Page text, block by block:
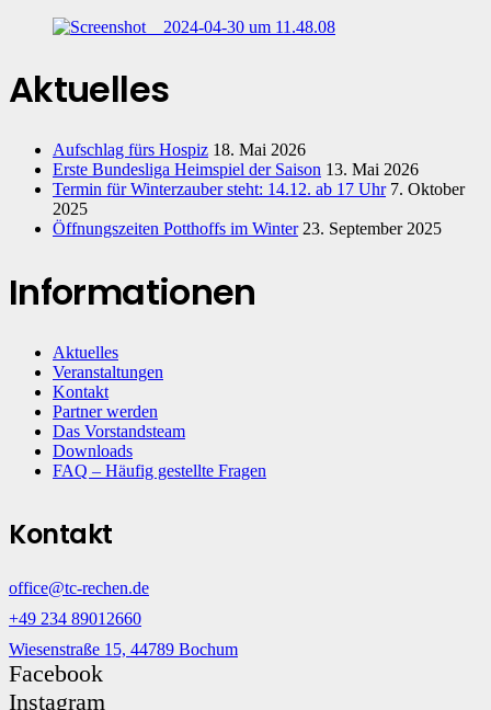
Aktuelles
Aufschlag fürs Hospiz 18. Mai 2026
Erste Bundesliga Heimspiel der Saison 13. Mai 2026
Termin für Winterzauber steht: 14.12. ab 17 Uhr 7. Oktober
2025
Öffnungszeiten Potthoffs im Winter 23. September 2025
Informationen
Aktuelles
Veranstaltungen
Kontakt
Partner werden
Das Vorstandsteam
Downloads
FAQ – Häufig gestellte Fragen
Kontakt
office@tc-rechen.de
+49 234 89012660
Wiesenstraße 15, 44789 Bochum
Facebook
Instagram